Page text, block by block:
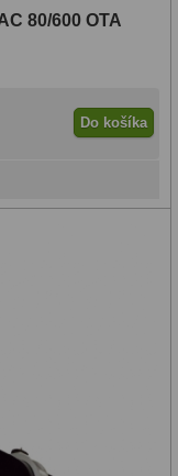
80/600 OTA
Do košíka